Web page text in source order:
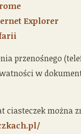
Explorer
przenośnego
w
ciasteczek można